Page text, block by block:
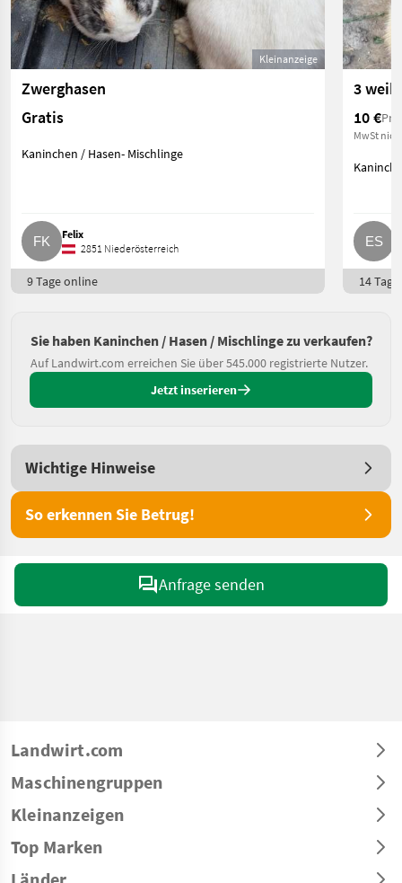
Kleinanzeige
Zwerghasen
Gratis
Kaninchen / Hasen- Mischlinge
Felix
2851 Niederösterreich
9 Tage online
3
10 €
MwSt
14
Sie haben Kaninchen / Hasen / Mischlinge zu verkaufen?
Auf Landwirt.com erreichen Sie über 545.000 registrierte Nutzer.
Jetzt inserieren
Wichtige Hinweise
So erkennen Sie Betrug!
Anfrage senden
Landwirt.com
Maschinengruppen
Kleinanzeigen
Top Marken